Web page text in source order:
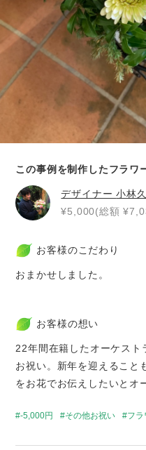
この事例を制作したフラワ
デザイナー小林
¥5,000(総額
お客様のこだわり
おまかせしました。
お客様の想い
22年間在籍したオーケスト
お祝い。新年を迎えること
をお花でお伝えしたいとオ
-5,000円 その他お祝い フ